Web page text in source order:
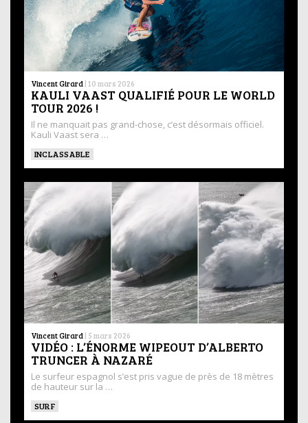
Vincent Girard | 10 mars 2026
KAULI VAAST QUALIFIÉ POUR LE WORLD
TOUR 2026 !
Il ne manquait pas grand-chose, c’est désormais officiel.
Kauli Vaast sera …
INCLASSABLE
Vincent Girard | 5 mars 2026
VIDÉO : L’ÉNORME WIPEOUT D’ALBERTO
TRUNCER À NAZARÉ
Le surfeur espagnol s’est pris vague de près de 18 mètres
de hauteur sur la …
SURF